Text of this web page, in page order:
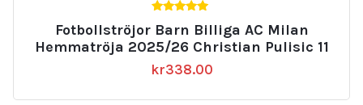
av 5
Fotbollströjor Barn Billiga AC Milan
Hemmatröja 2025/26 Christian Pulisic 11
kr338.00